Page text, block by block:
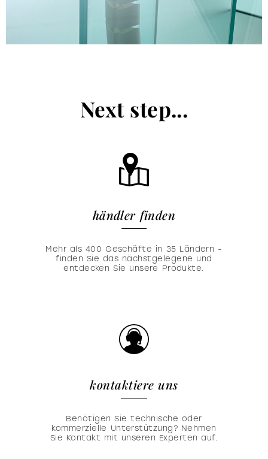
Next step...
händler finden
Mehr als 400 Geschäfte in 35 Ländern -
finden Sie das nächstgelegene und
entdecken Sie unsere Produkte.
kontaktiere uns
Benötigen Sie technische oder
kommerzielle Unterstützung? Nehmen
Sie Kontakt mit unseren Experten auf.